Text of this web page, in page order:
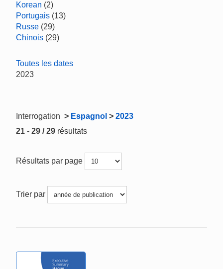
Korean (2)
Portugais (13)
Russe (29)
Chinois (29)
Toutes les dates
2023
Interrogation > Espagnol > 2023
21 - 29 / 29 résultats
Résultats par page
Trier par